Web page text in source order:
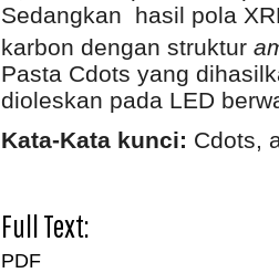
Sedangkan hasil pola
karbon dengan struktur
Pasta Cdots yang
dioleskan pada LED
Kata-Kata kunci: Cdots,
Full Text:
PDF